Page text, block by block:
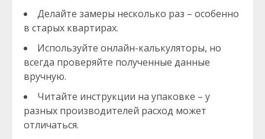
Делайте замеры несколько раз – особенно
в старых квартирах.
Используйте онлайн-калькуляторы, но
всегда проверяйте полученные данные
вручную.
Читайте инструкции на упаковке – у
разных производителей расход может
отличаться.